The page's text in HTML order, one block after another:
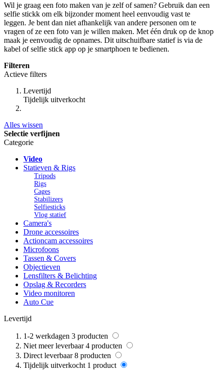
Wil je graag een foto maken van je zelf of samen? Gebruik dan een
selfie stickk om elk bijzonder moment heel eenvoudig vast te
leggen. Je bent dan niet afhankelijk van andere personen om te
vragen of ze een foto van je willen maken. Met één druk op de knop
maak je eenvoudig de opnames. Dit uitschuifbare statief is via de
kabel of selfie stick app op je smartphoen te bedienen.
Filteren
Actieve filters
Levertijd
Tijdelijk uitverkocht
Alles wissen
Selectie verfijnen
Categorie
Video
Camera's
Drone accessoires
Actioncam accessoires
Statieven & Rigs
Tripods
Rigs
Cages
Stabilizers
Selfiesticks
Vlog statief
Microfoons
Tassen & Covers
Objectieven
Lensfilters & Belichting
Opslag & Recorders
Video monitoren
Auto Cue
Levertijd
1-2 werkdagen 3 producten
Niet meer leverbaar 4 producten
Direct leverbaar 8 producten
Tijdelijk uitverkocht 1 product